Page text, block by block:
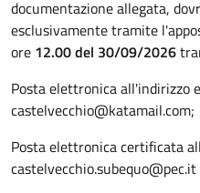
documentazione allegata,
esclusivamente tramite
ore 12.00 del 30/09/2026
Posta elettronica all'indirizzo
castelvecchio@katamail.com;
Posta elettronica certificata
castelvecchio.subequo@pec.it